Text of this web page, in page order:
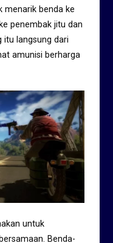
menarik benda ke
penembak jitu dan
itu langsung dari
amunisi berharga
untuk
Benda-